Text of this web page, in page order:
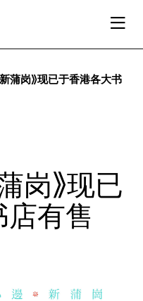
蒲岗》现已于香港各大书
岗》现已
有售